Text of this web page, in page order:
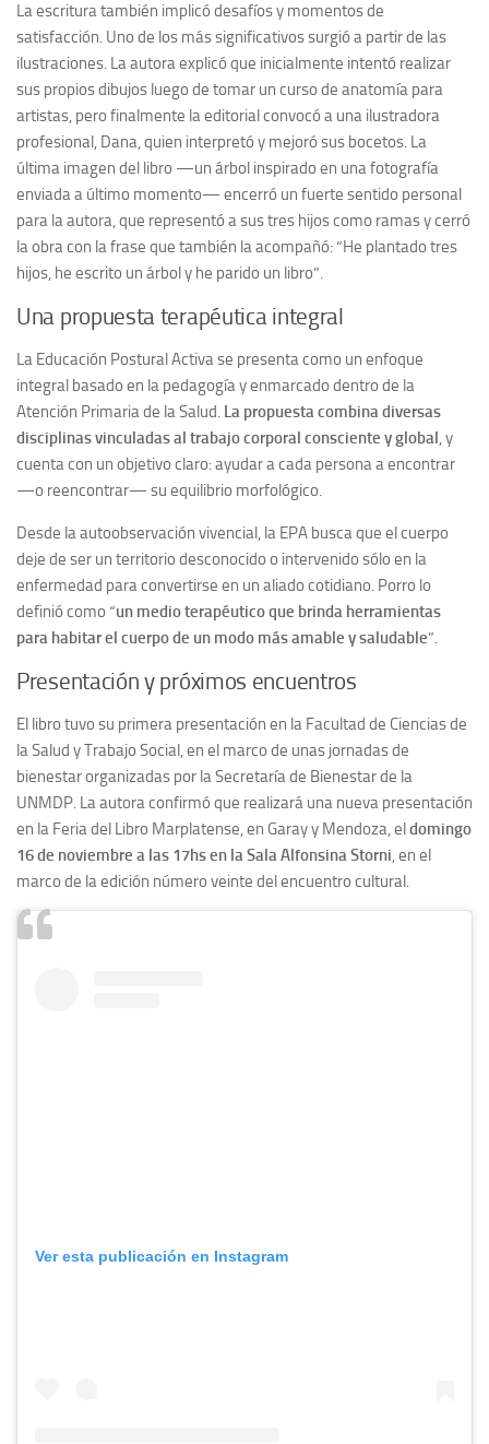
La escritura también implicó desafíos y momentos de
satisfacción. Uno de los más significativos surgió a partir de las
ilustraciones. La autora explicó que inicialmente intentó realizar
sus propios dibujos luego de tomar un curso de anatomía para
artistas, pero finalmente la editorial convocó a una ilustradora
profesional, Dana, quien interpretó y mejoró sus bocetos. La
última imagen del libro —un árbol inspirado en una fotografía
enviada a último momento— encerró un fuerte sentido personal
para la autora, que representó a sus tres hijos como ramas y cerró
la obra con la frase que también la acompañó: “He plantado tres
hijos, he escrito un árbol y he parido un libro”.
Una propuesta terapéutica integral
La Educación Postural Activa se presenta como un enfoque
integral basado en la pedagogía y enmarcado dentro de la
Atención Primaria de la Salud. La propuesta combina diversas
disciplinas vinculadas al trabajo corporal consciente y global , y
cuenta con un objetivo claro: ayudar a cada persona a encontrar
—o reencontrar— su equilibrio morfológico.
Desde la autoobservación vivencial, la EPA busca que el cuerpo
deje de ser un territorio desconocido o intervenido sólo en la
enfermedad para convertirse en un aliado cotidiano. Porro lo
definió como “un medio terapéutico que brinda herramientas
para habitar el cuerpo de un modo más amable y saludable”.
Presentación y próximos encuentros
El libro tuvo su primera presentación en la Facultad de Ciencias de
la Salud y Trabajo Social, en el marco de unas jornadas de
bienestar organizadas por la Secretaría de Bienestar de la
UNMDP. La autora confirmó que realizará una nueva presentación
en la Feria del Libro Marplatense, en Garay y Mendoza, el domingo
16 de noviembre a las 17hs en la Sala Alfonsina Storni, en el
marco de la edición número veinte del encuentro cultural.
Ver esta publicación en Instagram